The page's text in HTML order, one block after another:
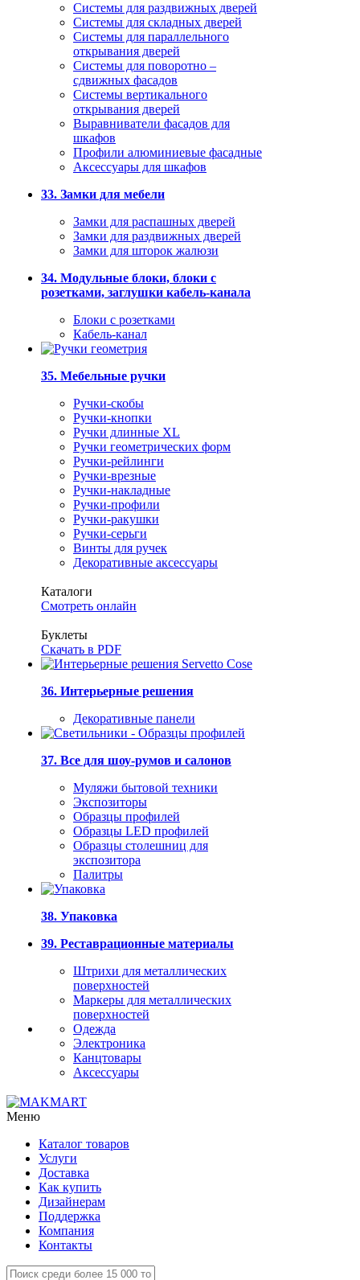
Системы для раздвижных дверей
Системы для складных дверей
Системы для параллельного
открывания дверей
Системы для поворотно –
сдвижных фасадов
Системы вертикального
открывания дверей
Выравниватели фасадов для
шкафов
Профили алюминиевые фасадные
Аксессуары для шкафов
33. Замки для мебели
Замки для распашных дверей
Замки для раздвижных дверей
Замки для шторок жалюзи
34. Модульные блоки, блоки с
розетками, заглушки кабель-канала
Блоки с розетками
Кабель-канал
35. Мебельные ручки
Ручки-скобы
Ручки-кнопки
Ручки длинные XL
Ручки геометрических форм
Ручки-рейлинги
Ручки-врезные
Ручки-накладные
Ручки-профили
Ручки-ракушки
Ручки-серьги
Винты для ручек
Декоративные аксессуары
Каталоги
Смотреть онлайн
Буклеты
Скачать в PDF
36. Интерьерные решения
Декоративные панели
37. Все для шоу-румов и салонов
Муляжи бытовой техники
Экспозиторы
Образцы профилей
Образцы LED профилей
Образцы столешниц для
экспозитора
Палитры
38. Упаковка
39. Реставрационные материалы
Штрихи для металлических
поверхностей
Маркеры для металлических
поверхностей
Одежда
Электроника
Канцтовары
Аксессуары
Меню
Каталог товаров
Услуги
Доставка
Как купить
Дизайнерам
Поддержка
Компания
Контакты